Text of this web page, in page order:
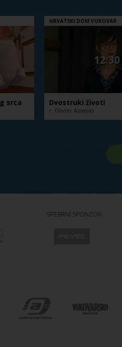
srca
HRVATSKI DOM VUKOVAR
Dvostruki životi
r. Olivier Assayas
SREBRNI SPONZOR